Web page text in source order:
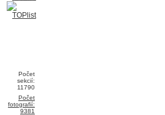
Počet
sekcií:
11790
Počet
fotografií:
9381